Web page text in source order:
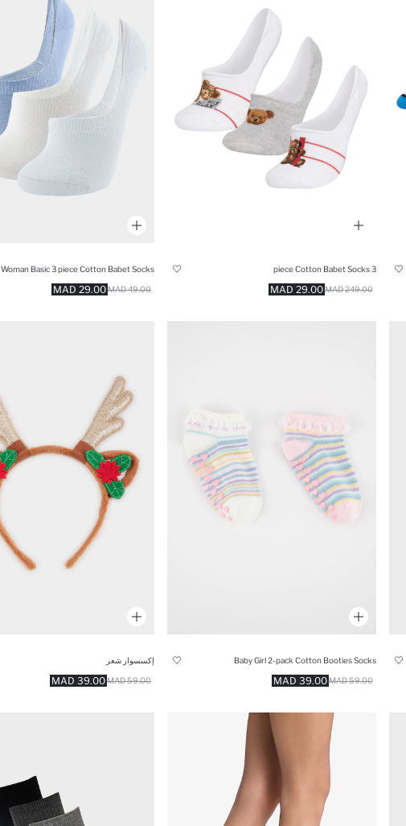
3 piece Cotton Babet Socks
29.00 MAD 249.00 MAD
Woman Basic 3 piece Cotton Babet Socks
29.00 MAD 49.00 MAD
Baby Girl 2-pack Cotton Booties Socks
39.00 MAD 59.00 MAD
إكسسوار شعر
39.00 MAD 59.00 MAD